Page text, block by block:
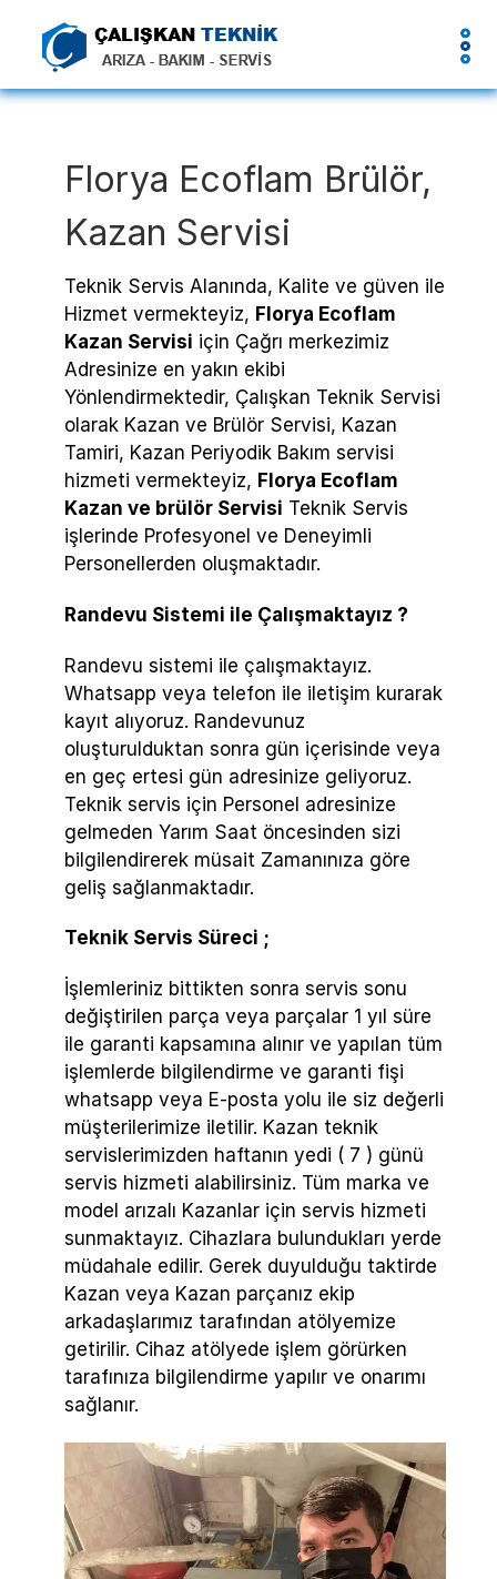
Florya Ecoflam Brülör,
Kazan Servisi
Teknik Servis Alanında, Kalite ve güven ile
Hizmet vermekteyiz, Florya Ecoflam
Kazan Servisi için Çağrı merkezimiz
Adresinize en yakın ekibi
Yönlendirmektedir, Çalışkan Teknik Servisi
olarak Kazan ve Brülör Servisi, Kazan
Tamiri, Kazan Periyodik Bakım servisi
hizmeti vermekteyiz, Florya Ecoflam
Kazan ve brülör Servisi Teknik Servis
işlerinde Profesyonel ve Deneyimli
Personellerden oluşmaktadır.
Randevu Sistemi ile Çalışmaktayız ?
Randevu sistemi ile çalışmaktayız.
Whatsapp veya telefon ile iletişim kurarak
kayıt alıyoruz. Randevunuz
oluşturulduktan sonra gün içerisinde veya
en geç ertesi gün adresinize geliyoruz.
Teknik servis için Personel adresinize
gelmeden Yarım Saat öncesinden sizi
bilgilendirerek müsait Zamanınıza göre
geliş sağlanmaktadır.
Teknik Servis Süreci ;
İşlemleriniz bittikten sonra servis sonu
değiştirilen parça veya parçalar 1 yıl süre
ile garanti kapsamına alınır ve yapılan tüm
işlemlerde bilgilendirme ve garanti fişi
whatsapp veya E-posta yolu ile siz değerli
müşterilerimize iletilir. Kazan teknik
servislerimizden haftanın yedi ( 7 ) günü
servis hizmeti alabilirsiniz. Tüm marka ve
model arızalı Kazanlar için servis hizmeti
sunmaktayız. Cihazlara bulundukları yerde
müdahale edilir. Gerek duyulduğu taktirde
Kazan veya Kazan parçanız ekip
arkadaşlarımız tarafından atölyemize
getirilir. Cihaz atölyede işlem görürken
tarafınıza bilgilendirme yapılır ve onarımı
sağlanır.